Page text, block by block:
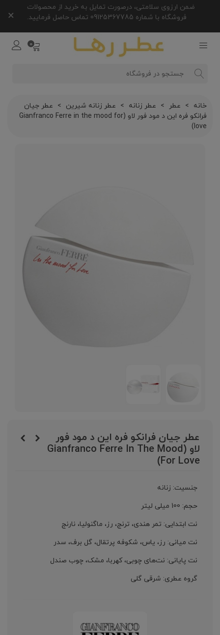
ضمن ارزوی سلامتی، درصورت تمایل به خرید از محصولات
فروشگاه با شماره 09125367785 تماس حاصل فرمایید.
×
0
خانه > عطر > عطر زنانه > عطر زنانه شیرین > عطر جیان
فرانکو فره این د مود فور لاو (Gianfranco Ferre in the mood for
love)
عطر جیان فرانکو فره این د مود فور
لاو (Gianfranco Ferre In The Mood
For Love)
جنسیت: زنانه
حجم: 100 میلی لیتر
نت ابتدایی: تمر هندی، ترنج، رز، ماگنولیا، نارنج
نت میانی: رز، یاس، شکوفه پرتقال، گل برف، سدر
نت پایانی: نت‌های چوبی، کهربا، مشک، چوب صندل
گروه عطری: شرقی گلی